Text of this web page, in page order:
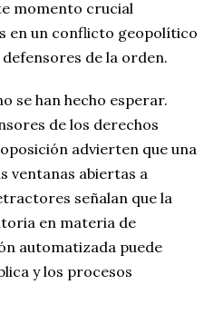
momento crucial
en un conflicto geopolítico
de la orden.
se han hecho esperar.
de los derechos
advierten que una
ventanas abiertas a
señalan que la
en materia de
automatizada puede
y los procesos